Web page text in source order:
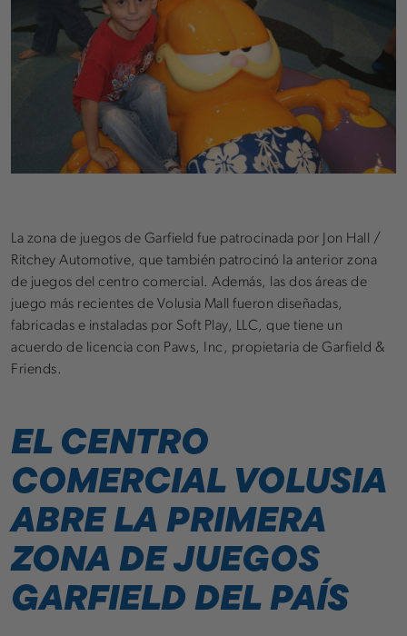
La zona de juegos de Garfield fue patrocinada por Jon Hall /
Ritchey Automotive, que también patrocinó la anterior zona
de juegos del centro comercial. Además, las dos áreas de
juego más recientes de Volusia Mall fueron diseñadas,
fabricadas e instaladas por Soft Play, LLC, que tiene un
acuerdo de licencia con Paws, Inc, propietaria de Garfield &
Friends.
EL CENTRO
COMERCIAL VOLUSIA
ABRE LA PRIMERA
ZONA DE JUEGOS
GARFIELD DEL PAÍS